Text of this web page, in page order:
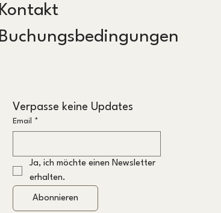
Kontakt
Buchungsbedingungen
Verpasse keine Updates
Email *
Ja, ich möchte einen Newsletter
erhalten.
Abonnieren